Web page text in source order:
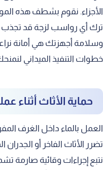
الأجزاء. نقوم بشطف هذه
ترك أي رواسب لزجة قد تجذب
وسلامة أجهزتك هي أمانة
خطوات التنفيذ الميداني
حماية الأثاث أثناء
العمل بالماء داخل الغرف
تضرر الأثاث الفاخر أو
نتبع إجراءات وقائية صارمة